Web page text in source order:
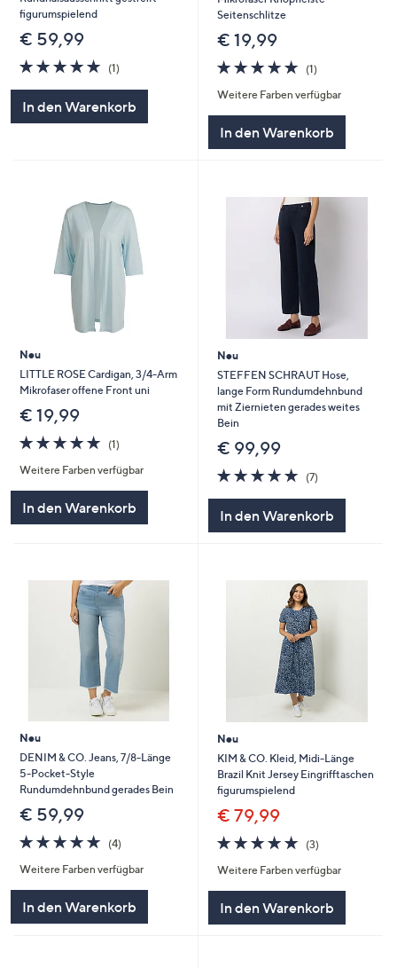
figurumspielend
€ 59,99
5.0
von
(1)1
In den Warenkorb
Seitenschlitze
€ 19,99
5.0
von
5
(1)1
Weitere Farben verfügbar
In den Warenkorb
Neu
LITTLE ROSE Cardigan, 3/4-Arm
Mikrofaser offene Front uni
€ 19,99
5.0
von
5
(1)1
Weitere Farben verfügbar
In den Warenkorb
Neu
STEFFEN SCHRAUT Hose,
lange Form Rundumdehnbund
mit Ziernieten gerades weites
Bein
€ 99,99
4.9
von
(7)7
In den Warenkorb
Neu
DENIM & CO. Jeans, 7/8-Länge
5-Pocket-Style
Rundumdehnbund gerades Bein
€ 59,99
4.8
von
5
(4)4
Weitere Farben verfügbar
In den Warenkorb
Neu
KIM & CO. Kleid, Midi-Länge
Brazil Knit Jersey Eingrifftaschen
figurumspielend
€ 79,99
4.7
von
5
(3)3
Weitere Farben verfügbar
In den Warenkorb